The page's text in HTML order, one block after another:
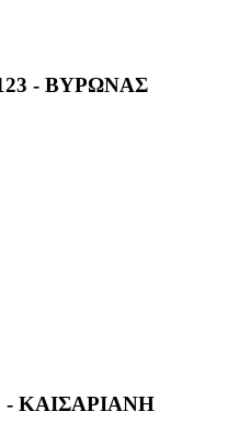
- ΒΥΡΩΝΑΣ
ΚΑΙΣΑΡΙΑΝΗ